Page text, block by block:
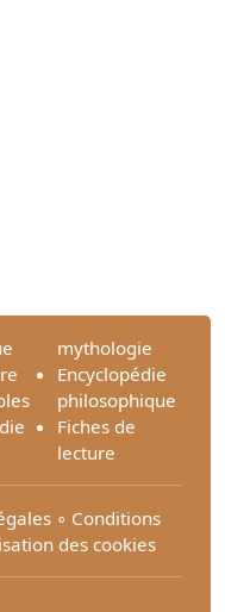
mythologie
Encyclopédie
philosophique
Fiches de
lecture
∘ Conditions
des cookies